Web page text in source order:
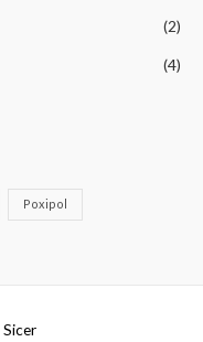
(2)
(4)
Poxipol
Sicer